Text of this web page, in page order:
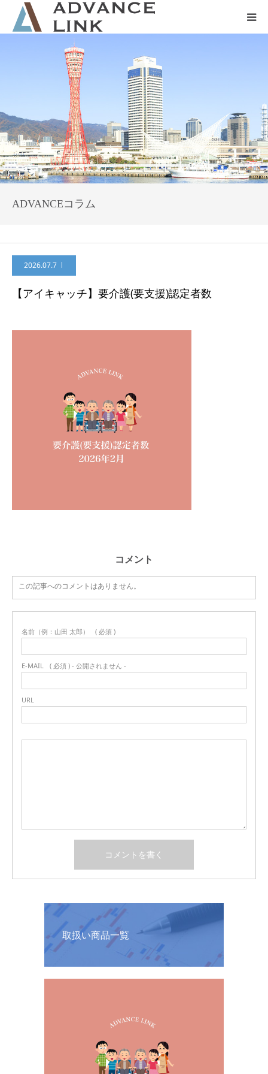
ADVANCEコラム
2026.07.7
【アイキャッチ】要介護(要支援)認定者数
コメント
この記事へのコメントはありません。
名前（例：山田 太郎） ( 必須 )
E-MAIL ( 必須 ) - 公開されません -
URL
取扱い商品一覧
会社概要
ネット保険
事業保険